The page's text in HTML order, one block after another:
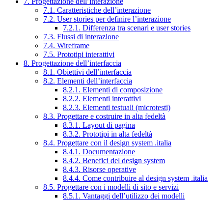
7.1. Caratteristiche dell’interazione
7.2. User stories per definire l’interazione
7.2.1. Differenza tra scenari e user stories
7.3. Flussi di interazione
7.4. Wireframe
7.5. Prototipi interattivi
8. Progettazione dell’interfaccia
8.1. Obiettivi dell’interfaccia
8.2. Elementi dell’interfaccia
8.2.1. Elementi di composizione
8.2.2. Elementi interattivi
8.2.3. Elementi testuali (microtesti)
8.3. Progettare e costruire in alta fedeltà
8.3.1. Layout di pagina
8.3.2. Prototipi in alta fedeltà
8.4. Progettare con il design system .italia
8.4.1. Documentazione
8.4.2. Benefici del design system
8.4.3. Risorse operative
8.4.4. Come contribuire al design system .italia
8.5. Progettare con i modelli di sito e servizi
8.5.1. Vantaggi dell’utilizzo dei modelli